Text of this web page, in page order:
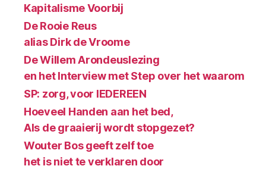
Kapitalisme Voorbij
De Rooie Reus
alias Dirk de Vroome
De Willem Arondeuslezing
en het Interview met Step over het waarom
SP: zorg, voor IEDEREEN
Hoeveel Handen aan het bed,
Als de graaierij wordt stopgezet?
Wouter Bos geeft zelf toe
het is niet te verklaren door